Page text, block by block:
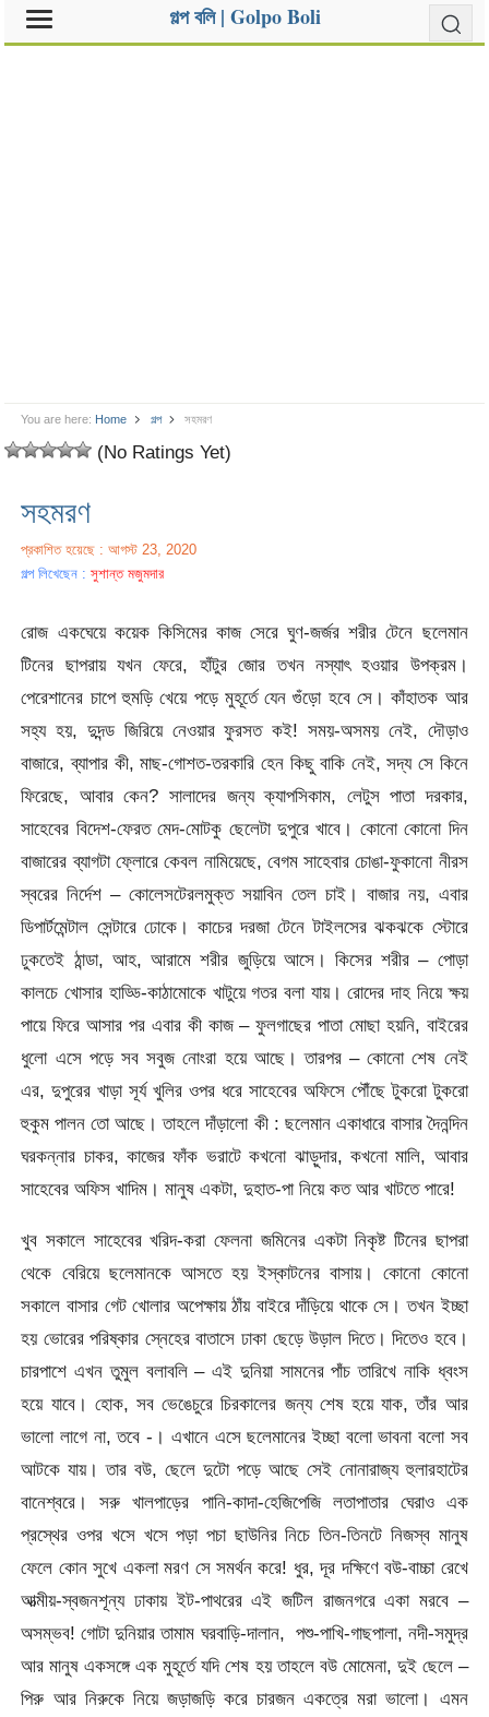
গল্প বলি | Golpo Boli
You are here: Home গল্প সহমরণ
(No Ratings Yet)
সহমরণ
প্রকাশিত হয়েছে : আগস্ট 23, 2020
গল্প লিখেছেন :সুশান্ত মজুমদার
রোজ একঘেয়ে কয়েক কিসিমের কাজ সেরে ঘুণ-জর্জর শরীর টেনে ছলেমান
টিনের ছাপরায় যখন ফেরে, হাঁটুর জোর তখন নস্যাৎ হওয়ার উপক্রম।
পেরেশানের চাপে হুমড়ি খেয়ে পড়ে মুহূর্তে যেন গুঁড়ো হবে সে। কাঁহাতক আর
সহ্য হয়, দুদন্ড জিরিয়ে নেওয়ার ফুরসত কই! সময়-অসময় নেই, দৌড়াও
বাজারে, ব্যাপার কী, মাছ-গোশত-তরকারি হেন কিছু বাকি নেই, সদ্য সে কিনে
ফিরেছে, আবার কেন? সালাদের জন্য ক্যাপসিকাম, লেটুস পাতা দরকার,
সাহেবের বিদেশ-ফেরত মেদ-মোটকু ছেলেটা দুপুরে খাবে। কোনো কোনো দিন
বাজারের ব্যাগটা ফ্লোরে কেবল নামিয়েছে, বেগম সাহেবার চোঙা-ফুকানো নীরস
স্বরের নির্দেশ – কোলেসটেরলমুক্ত সয়াবিন তেল চাই। বাজার নয়, এবার
ডিপার্টমেন্টাল সেন্টারে ঢোকে। কাচের দরজা টেনে টাইলসের ঝকঝকে স্টোরে
ঢুকতেই ঠান্ডা, আহ, আরামে শরীর জুড়িয়ে আসে। কিসের শরীর – পোড়া
কালচে খোসার হাড্ডি-কাঠামোকে খাটুয়ে গতর বলা যায়। রোদের দাহ নিয়ে ক্ষয়
পায়ে ফিরে আসার পর এবার কী কাজ – ফুলগাছের পাতা মোছা হয়নি, বাইরের
ধুলো এসে পড়ে সব সবুজ নোংরা হয়ে আছে। তারপর – কোনো শেষ নেই
এর, দুপুরের খাড়া সূর্য খুলির ওপর ধরে সাহেবের অফিসে পৌঁছে টুকরো টুকরো
হুকুম পালন তো আছে। তাহলে দাঁড়ালো কী : ছলেমান একাধারে বাসার দৈনন্দিন
ঘরকন্নার চাকর, কাজের ফাঁক ভরাটে কখনো ঝাড়ুদার, কখনো মালি, আবার
সাহেবের অফিস খাদিম। মানুষ একটা, দুহাত-পা নিয়ে কত আর খাটতে পারে!
খুব সকালে সাহেবের খরিদ-করা ফেলনা জমিনের একটা নিকৃষ্ট টিনের ছাপরা
থেকে বেরিয়ে ছলেমানকে আসতে হয় ইস্কাটনের বাসায়। কোনো কোনো
সকালে বাসার গেট খোলার অপেক্ষায় ঠাঁয় বাইরে দাঁড়িয়ে থাকে সে। তখন ইচ্ছা
হয় ভোরের পরিষ্কার স্নেহের বাতাসে ঢাকা ছেড়ে উড়াল দিতে। দিতেও হবে।
চারপাশে এখন তুমুল বলাবলি – এই দুনিয়া সামনের পাঁচ তারিখে নাকি ধ্বংস
হয়ে যাবে। হোক, সব ভেঙেচুরে চিরকালের জন্য শেষ হয়ে যাক, তাঁর আর
ভালো লাগে না, তবে -। এখানে এসে ছলেমানের ইচ্ছা বলো ভাবনা বলো সব
আটকে যায়। তার বউ, ছেলে দুটো পড়ে আছে সেই নোনারাজ্য হুলারহাটের
বানেশ্বরে। সরু খালপাড়ের পানি-কাদা-হেজিপেজি লতাপাতার ঘেরাও এক
প্রস্থের ওপর খসে খসে পড়া পচা ছাউনির নিচে তিন-তিনটে নিজস্ব মানুষ
ফেলে কোন সুখে একলা মরণ সে সমর্থন করে! ধুর, দূর দক্ষিণে বউ-বাচ্চা রেখে
আত্মীয়-স্বজনশূন্য ঢাকায় ইট-পাথরের এই জটিল রাজনগরে একা মরবে –
অসম্ভব! গোটা দুনিয়ার তামাম ঘরবাড়ি-দালান, পশু-পাখি-গাছপালা, নদী-সমুদ্র
আর মানুষ একসঙ্গে এক মুহূর্তে যদি শেষ হয় তাহলে বউ মোমেনা, দুই ছেলে –
পিরু আর নিরুকে নিয়ে জড়াজড়ি করে চারজন একত্রে মরা ভালো। এমন